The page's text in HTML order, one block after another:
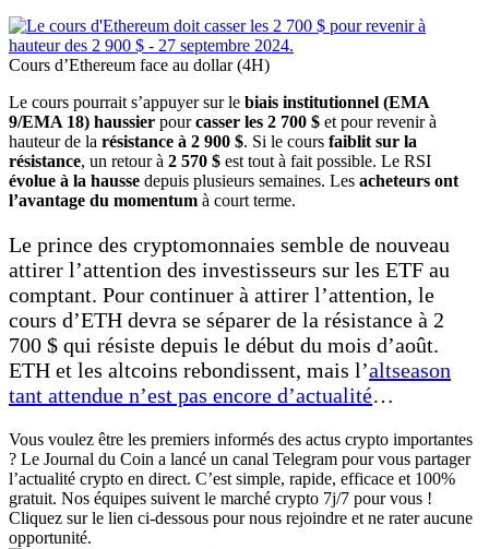
Cours d’Ethereum face au dollar (4H)
Le cours pourrait s’appuyer sur le biais institutionnel (EMA
9/EMA 18) haussier pourcasser les 2 700 $ et pour revenir à
hauteur de la résistance à 2 900 $. Si le cours faiblit sur la
résistance, un retour à 2 570 $ est tout à fait possible. Le RSI
évolue à la hausse depuis plusieurs semaines. Les acheteurs ont
l’avantage du momentum à court terme.
Le prince des cryptomonnaies semble de nouveau
attirer l’attention des investisseurs sur les ETF au
comptant. Pour continuer à attirer l’attention, le
cours d’ETH devra se séparer de la résistance à 2
700 $ qui résiste depuis le début du mois d’août.
ETH et les altcoins rebondissent, mais l’altseason
tant attendue n’est pas encore d’actualité…
Vous voulez être les premiers informés des actus crypto importantes
? Le Journal du Coin a lancé un canal Telegram pour vous partager
l’actualité crypto en direct. C’est simple, rapide, efficace et 100%
gratuit. Nos équipes suivent le marché crypto 7j/7 pour vous !
Cliquez sur le lien ci-dessous pour nous rejoindre et ne rater aucune
opportunité.